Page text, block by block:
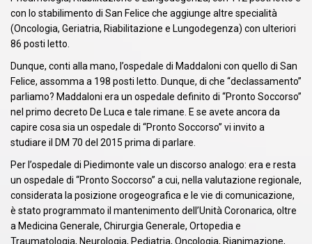
con lo stabilimento di San Felice che aggiunge altre specialità
(Oncologia, Geriatria, Riabilitazione e Lungodegenza) con ulteriori
86 posti letto.
Dunque, conti alla mano, l’ospedale di Maddaloni con quello di San
Felice, assomma a 198 posti letto. Dunque, di che “declassamento”
parliamo? Maddaloni era un ospedale definito di “Pronto Soccorso”
nel primo decreto De Luca e tale rimane. E se avete ancora da
capire cosa sia un ospedale di “Pronto Soccorso” vi invito a
studiare il DM 70 del 2015 prima di parlare.
Per l’ospedale di Piedimonte vale un discorso analogo: era e resta
un ospedale di “Pronto Soccorso” a cui, nella valutazione regionale,
considerata la posizione orogeografica e le vie di comunicazione,
è stato programmato il mantenimento dell’Unità Coronarica, oltre
a Medicina Generale, Chirurgia Generale, Ortopedia e
Traumatologia, Neurologia, Pediatria, Oncologia, Rianimazione,